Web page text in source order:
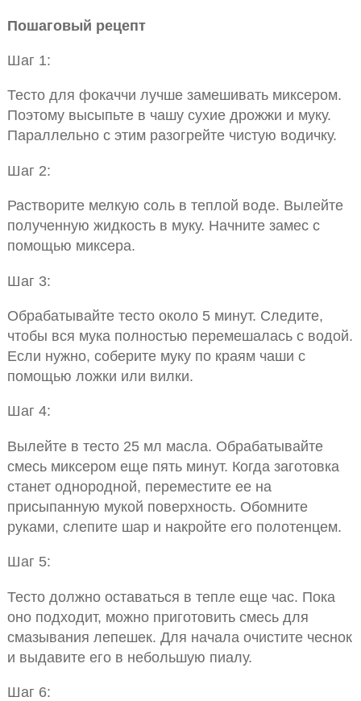
Пошаговый рецепт
Шаг 1:
Тесто для фокаччи лучше замешивать миксером.
Поэтому высыпьте в чашу сухие дрожжи и муку.
Параллельно с этим разогрейте чистую водичку.
Шаг 2:
Растворите мелкую соль в теплой воде. Вылейте
полученную жидкость в муку. Начните замес с
помощью миксера.
Шаг 3:
Обрабатывайте тесто около 5 минут. Следите,
чтобы вся мука полностью перемешалась с водой.
Если нужно, соберите муку по краям чаши с
помощью ложки или вилки.
Шаг 4:
Вылейте в тесто 25 мл масла. Обрабатывайте
смесь миксером еще пять минут. Когда заготовка
станет однородной, переместите ее на
присыпанную мукой поверхность. Обомните
руками, слепите шар и накройте его полотенцем.
Шаг 5:
Тесто должно оставаться в тепле еще час. Пока
оно подходит, можно приготовить смесь для
смазывания лепешек. Для начала очистите чеснок
и выдавите его в небольшую пиалу.
Шаг 6: